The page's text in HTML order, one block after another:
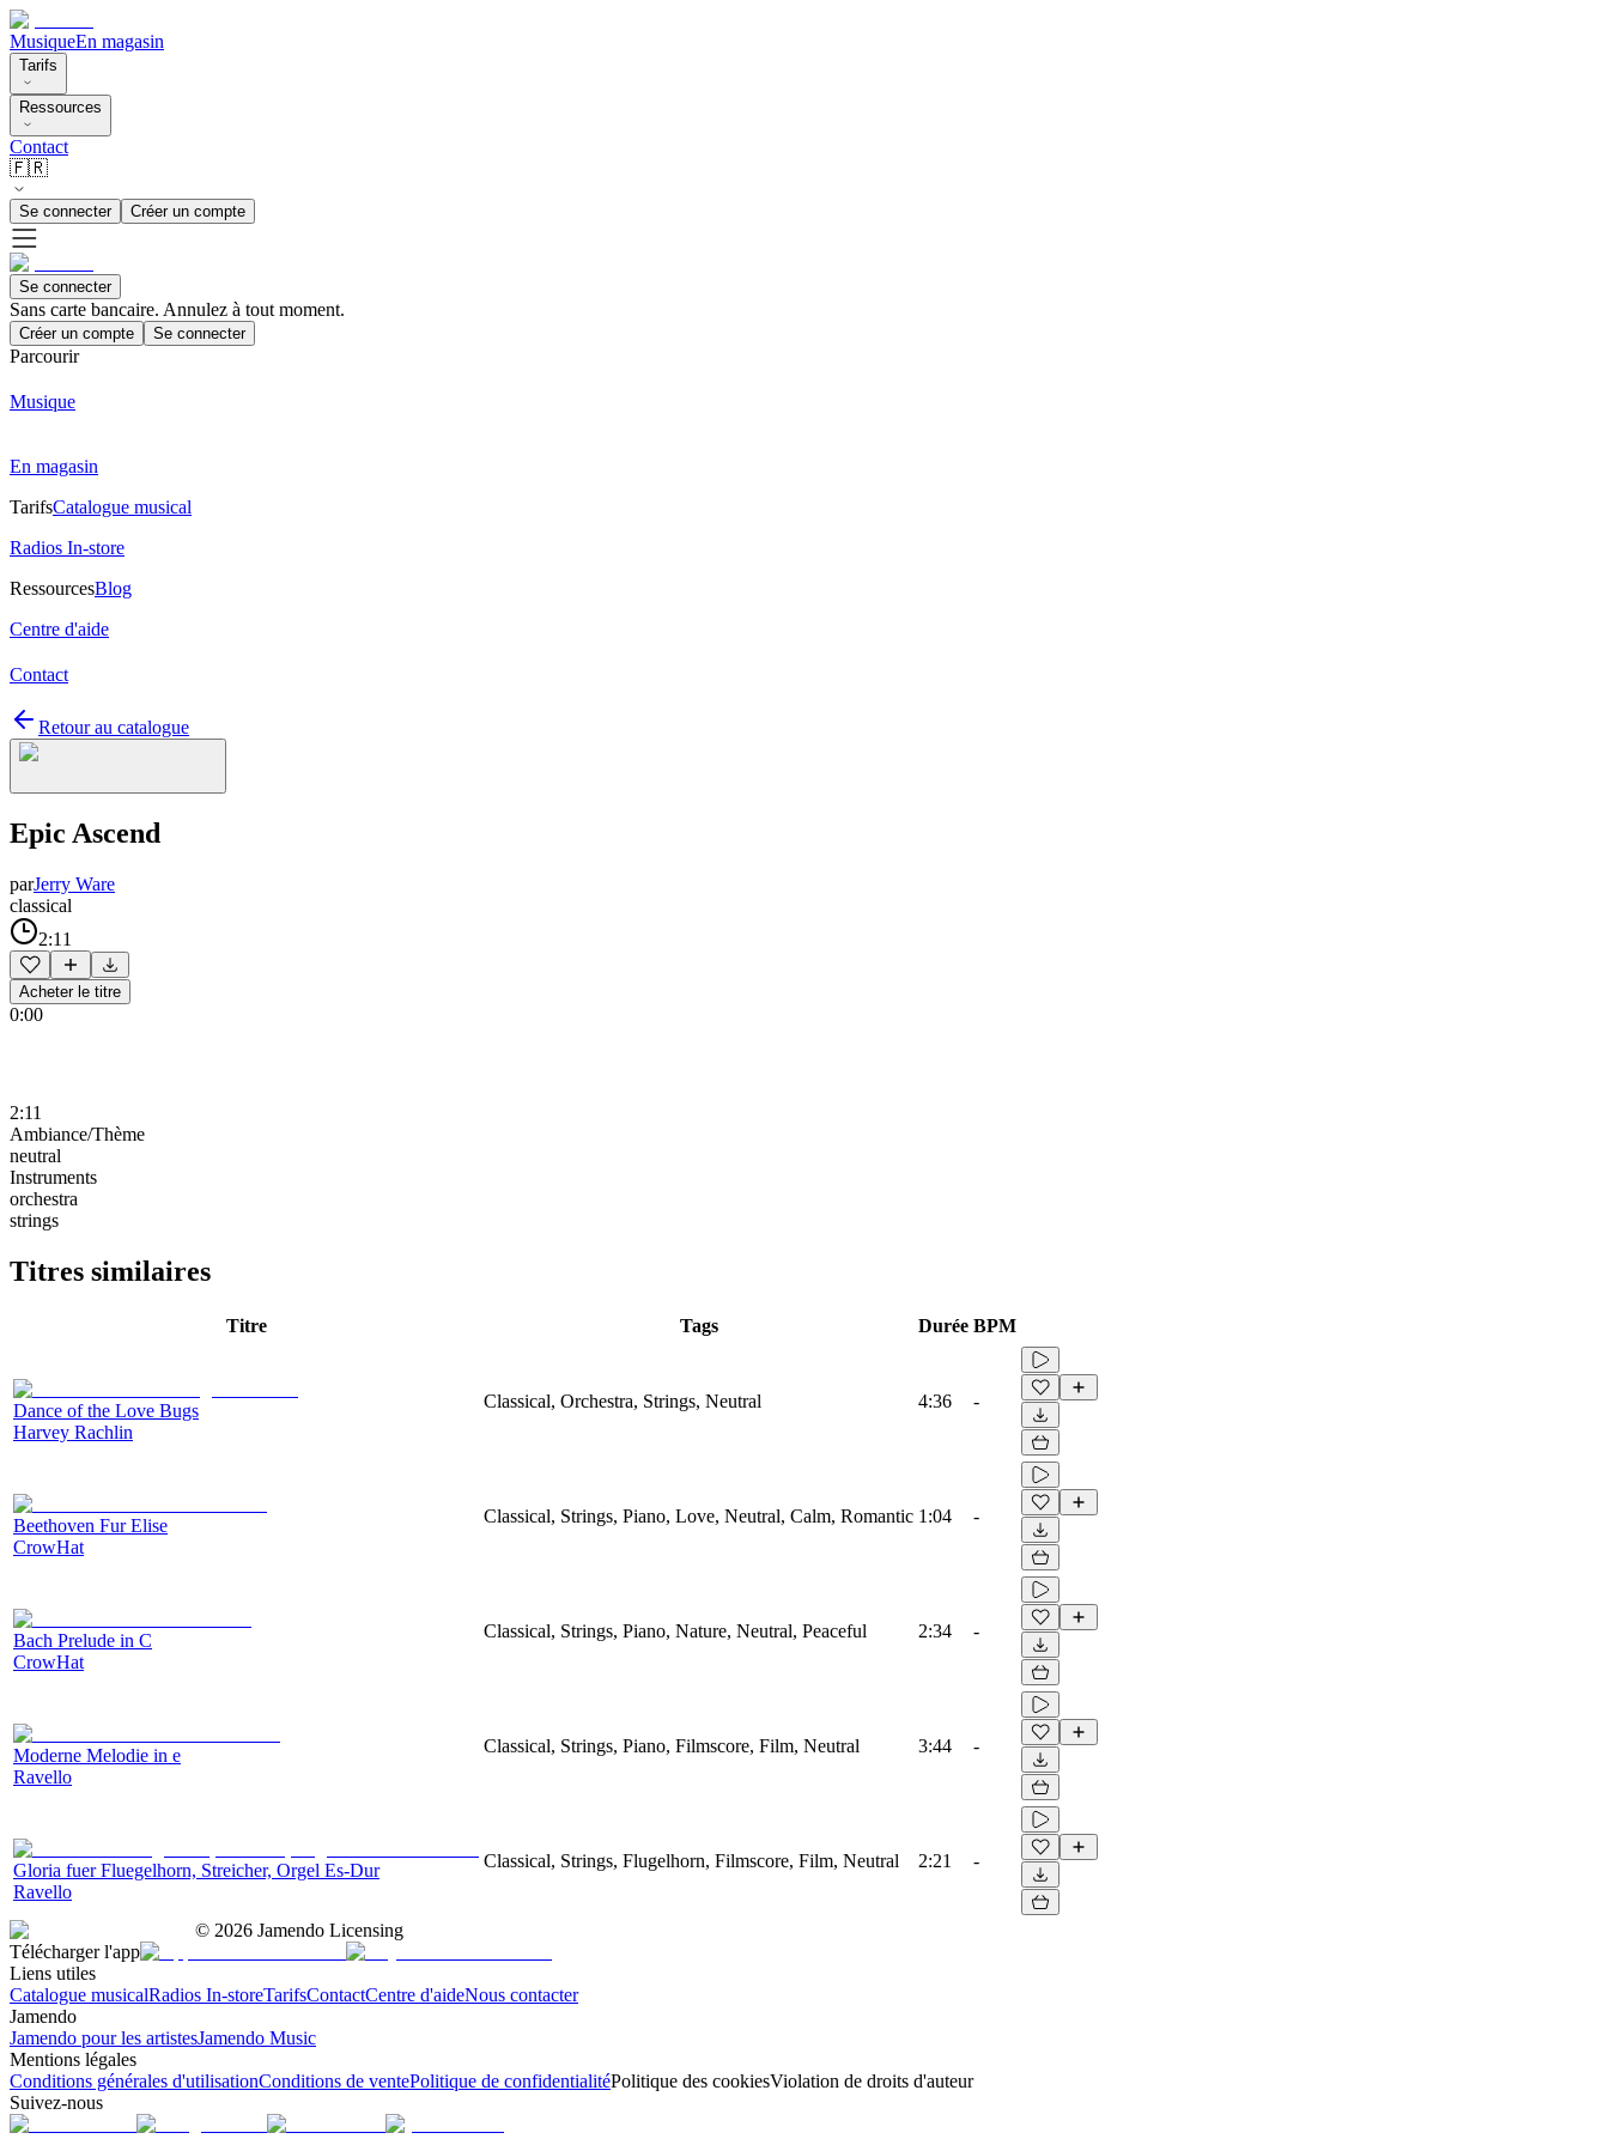
MusiqueEn magasin
Tarifs
Ressources
Contact
🇫🇷
Se connecter Créer un compte
Se connecter
Sans carte bancaire. Annulez à tout moment.
Créer un compte Se connecter
Parcourir
Musique
En magasin
TarifsCatalogue musical
Radios In-store
RessourcesBlog
Centre d'aide
Contact
Retour au catalogue
Epic Ascend
parJerry Ware
classical
2:11
Acheter le titre
0:00
2:11
Ambiance/Thème
neutral
Instruments
orchestra
strings
Titres similaires
Titre Tags Durée BPM
Dance of the Love Bugs
Harvey Rachlin
Classical, Orchestra, Strings, Neutral 4:36 -
Beethoven Fur Elise
CrowHat
Classical, Strings, Piano, Love, Neutral, Calm, Romantic 1:04 -
Bach Prelude in C
CrowHat
Classical, Strings, Piano, Nature, Neutral, Peaceful 2:34 -
Moderne Melodie in e
Ravello
Classical, Strings, Piano, Filmscore, Film, Neutral 3:44 -
Gloria fuer Fluegelhorn, Streicher, Orgel Es-Dur
Ravello
Classical, Strings, Flugelhorn, Filmscore, Film, Neutral 2:21 -
© 2026 Jamendo Licensing
Télécharger l'app
Liens utiles
Catalogue musicalRadios In-storeTarifsContactCentre d'aideNous contacter
Jamendo
Jamendo pour les artistesJamendo Music
Mentions légales
Conditions générales d'utilisationConditions de ventePolitique de confidentialitéPolitique des cookiesViolation de droits d'auteur
Suivez-nous